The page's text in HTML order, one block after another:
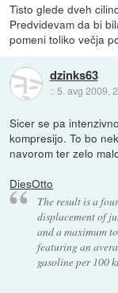
Tisto glede dveh
Predvidevam da bi
pomeni toliko večja
dzinks63
:: 5. avg 2009,
Sicer se pa
kompresijo. To bo
navorom ter zelo
DiesOtto
The result is a
displacement of
and a maximum
featuring an
gasoline per 100